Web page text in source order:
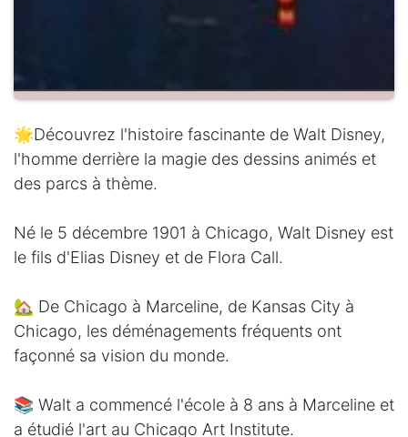
🌟Découvrez l'histoire fascinante de Walt Disney,
l'homme derrière la magie des dessins animés et
des parcs à thème.
Né le 5 décembre 1901 à Chicago, Walt Disney est
le fils d'Elias Disney et de Flora Call.
🏡 De Chicago à Marceline, de Kansas City à
Chicago, les déménagements fréquents ont
façonné sa vision du monde.
📚 Walt a commencé l'école à 8 ans à Marceline et
a étudié l'art au Chicago Art Institute.